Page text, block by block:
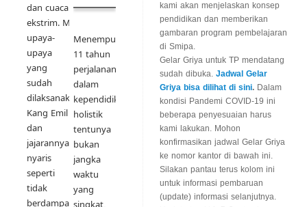
dan cuaca
ekstrim. Menjadikan
upaya-
upaya
yang
sudah
dilaksanakan
Kang Emil
dan
jajarannya
nyaris
seperti
tidak
berdampak.
Menempuh
11 tahun
perjalanan
dalam
kependidikan
holistik
tentunya
bukan
jangka
waktu
yang
singkat,
kami akan menjelaskan konsep
pendidikan dan memberikan
gambaran program pembelajaran
di Smipa.
Gelar Griya untuk TP mendatang
sudah dibuka. Jadwal Gelar
Griya bisa dilihat di sini. Dalam
kondisi Pandemi COVID-19 ini
beberapa penyesuaian harus
kami lakukan. Mohon
konfirmasikan jadwal Gelar Griya
ke nomor kantor di bawah ini.
Silakan pantau terus kolom ini
untuk informasi pembaruan
(update) informasi selanjutnya.